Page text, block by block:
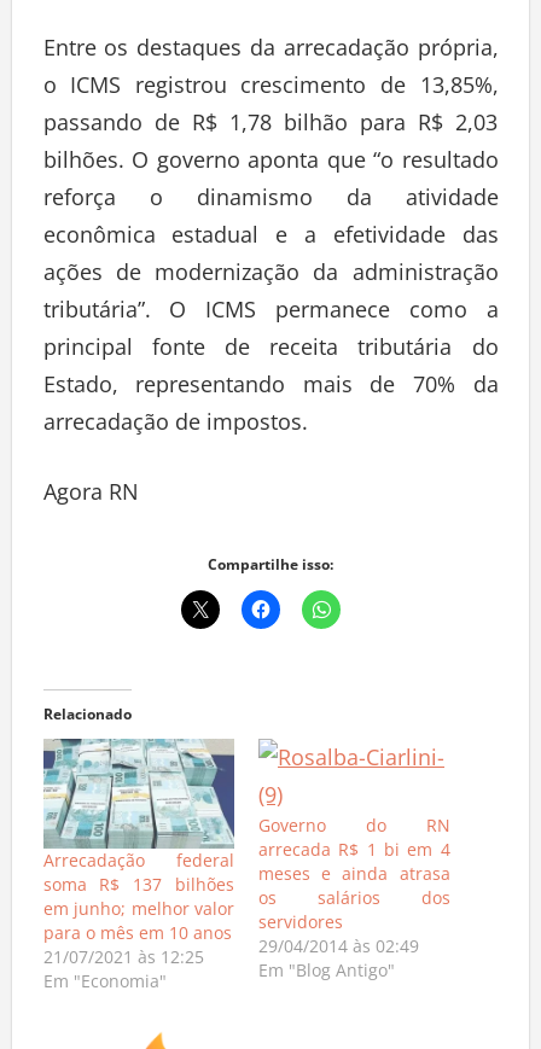
Entre os destaques da arrecadação própria,
o ICMS registrou crescimento de 13,85%,
passando de R$ 1,78 bilhão para R$ 2,03
bilhões. O governo aponta que “o resultado
reforça o dinamismo da atividade
econômica estadual e a efetividade das
ações de modernização da administração
tributária”. O ICMS permanece como a
principal fonte de receita tributária do
Estado, representando mais de 70% da
arrecadação de impostos.
Agora RN
Compartilhe isso:
Relacionado
Arrecadação federal
soma R$ 137 bilhões
em junho; melhor valor
para o mês em 10 anos
21/07/2021 às 12:25
Em "Economia"
Governo do RN
arrecada R$ 1 bi em 4
meses e ainda atrasa
os salários dos
servidores
29/04/2014 às 02:49
Em "Blog Antigo"